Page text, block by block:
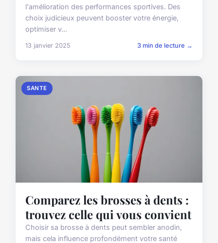
l'amélioration des performances sportives. Des
choix judicieux peuvent booster votre énergie,
optimiser v...
13 janvier 2025 3 min de lecture →
SANTE
Comparez les brosses à dents :
trouvez celle qui vous convient
Choisir sa brosse à dents peut sembler anodin,
mais cela influence profondément votre santé